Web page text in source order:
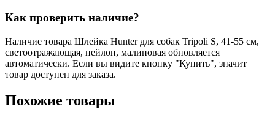
Как проверить наличие?
Наличие товара Шлейка Hunter для собак Tripoli S, 41-55 см,
светоотражающая, нейлон, малиновая обновляется
автоматически. Если вы видите кнопку "Купить", значит
товар доступен для заказа.
Похожие товары